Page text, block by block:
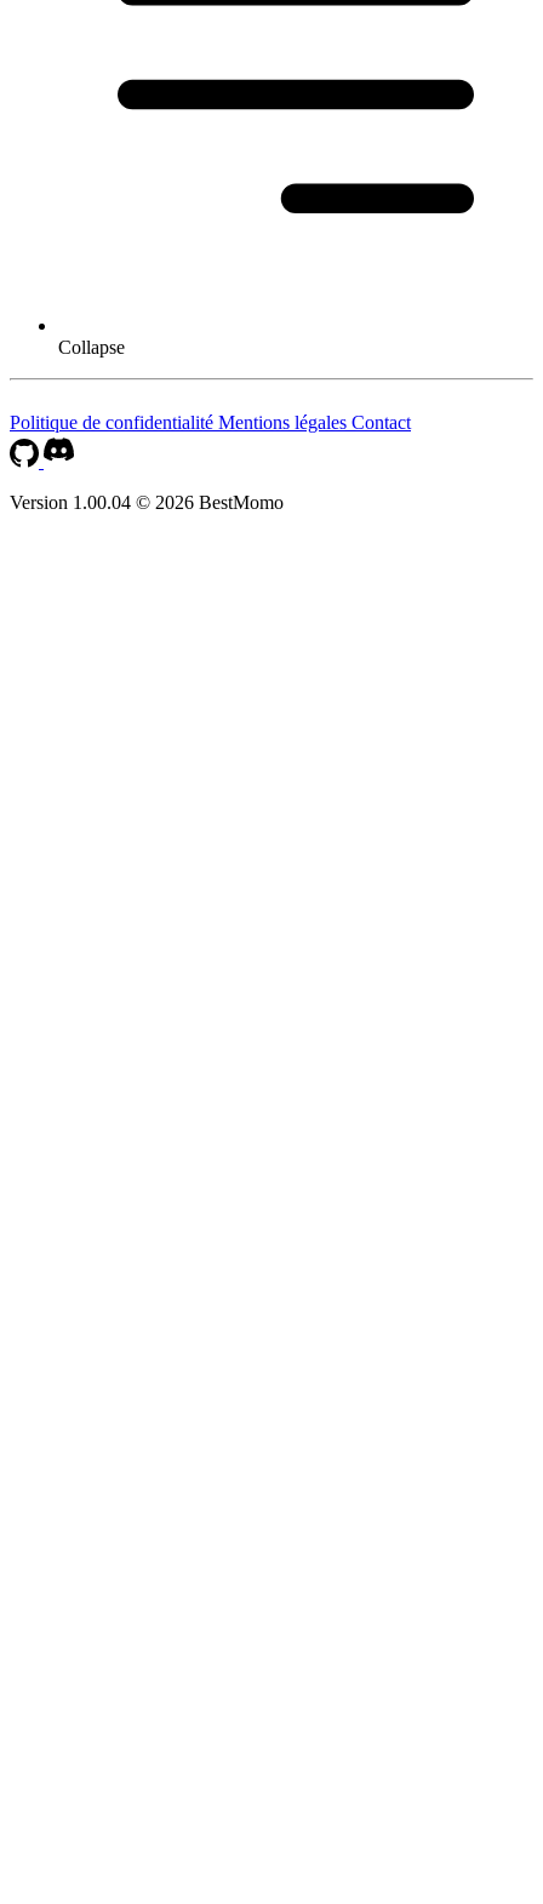
Collapse
Politique de confidentialité Mentions légales Contact
Version 1.00.04 © 2026 BestMomo